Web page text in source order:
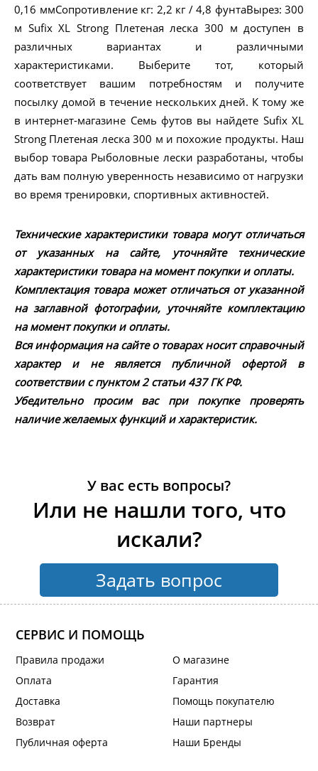
0,16 ммСопротивление кг: 2,2 кг / 4,8 фунтаВырез: 300
м Sufix XL Strong Плетеная леска 300 м доступен в
различных вариантах и различными
характеристиками. Выберите тот, который
соответствует вашим потребностям и получите
посылку домой в течение нескольких дней. К тому же
в интернет-магазине Семь футов вы найдете Sufix XL
Strong Плетеная леска 300 м и похожие продукты. Наш
выбор товара Рыболовные лески разработаны, чтобы
дать вам полную уверенность независимо от нагрузки
во время тренировки, спортивных активностей.
Технические характеристики товара могут отличаться
от указанных на сайте, уточняйте технические
характеристики товара на момент покупки и оплаты.
Комплектация товара может отличаться от указанной
на заглавной фотографии, уточняйте комплектацию
на момент покупки и оплаты.
Вся информация на сайте о товарах носит справочный
характер и не является публичной офертой в
соответствии с пунктом 2 статьи 437 ГК РФ.
Убедительно просим вас при покупке проверять
наличие желаемых функций и характеристик.
У вас есть вопросы?
Или не нашли того, что
искали?
Задать вопрос
СЕРВИС И ПОМОЩЬ
Правила продажи
Оплата
Доставка
Возврат
Публичная оферта
О магазине
Гарантия
Помощь покупателю
Наши партнеры
Наши Бренды